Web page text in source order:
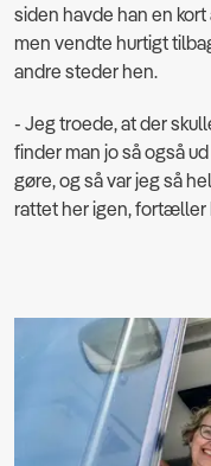
siden havde han en
men vendte hurtigt
andre steder hen.
- Jeg troede, at der
finder man jo så også
gøre, og så var jeg så
rattet her igen, fortæller